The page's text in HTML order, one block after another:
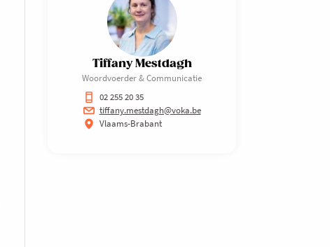
Tiffany Mestdagh
Woordvoerder & Communicatie
02 255 20 35
tiffany.mestdagh@voka.be
Vlaams-Brabant